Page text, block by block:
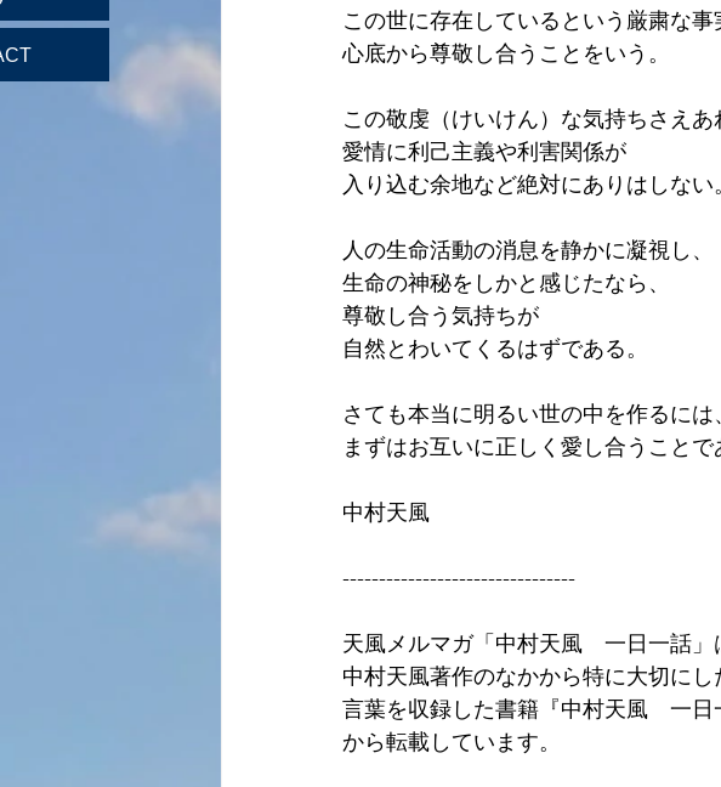
この世に存在しているという厳粛な事
心底から尊敬し合うことをいう。
この敬虔（けいけん）な気持ちさえあ
愛情に利己主義や利害関係が
入り込む余地など絶対にありはしない。
人の生命活動の消息を静かに凝視し、
生命の神秘をしかと感じたなら、
尊敬し合う気持ちが
自然とわいてくるはずである。
さても本当に明るい世の中を作るには、
まずはお互いに正しく愛し合うことで
中村天風
--------------------------------
天風メルマガ「中村天風　一日一話」
中村天風著作のなかから特に大切にし
言葉を収録した書籍『中村天風　一日
から転載しています。